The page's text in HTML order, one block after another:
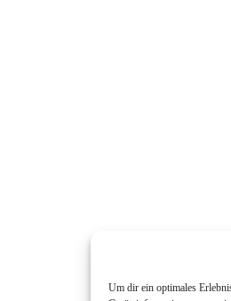
Um dir ein optimales